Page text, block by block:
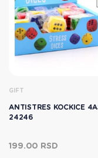
GIFT
ANTISTRES KOCKICE
24246
199.00 RSD